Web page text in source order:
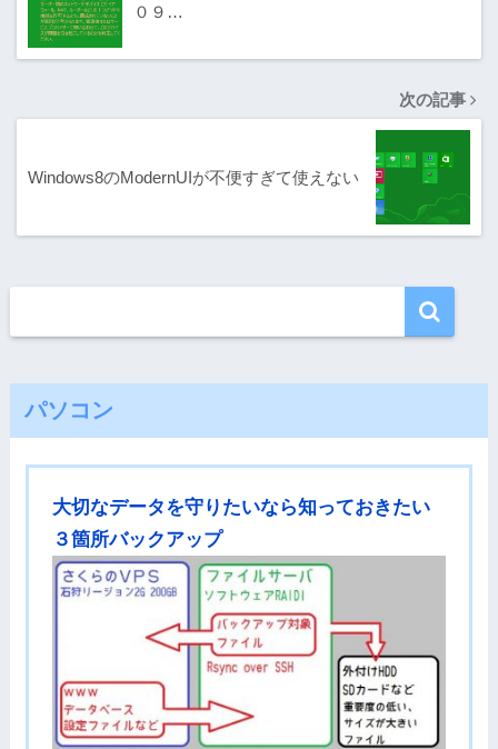
０９…
次の記事
Windows8のModernUIが不便すぎて使えない
パソコン
大切なデータを守りたいなら知っておきたい
３箇所バックアップ